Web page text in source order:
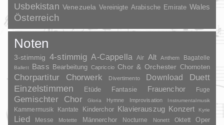
Usbekistan Venezuela Vereinigte Arabische Emirate Wales
Österreich
Noten
3-stimmig 4-stimmig A-Cappella Air Alt Anthem Bagatelle
Ballett Bass Bearbeitung Capriccio Chor & Orchester Chornoten
Chorpartitur Chorwerk Divertimento Download
Duett
Einzelstimmen
Etüde Fantasie Frauenchor Fuge
Gemischter Chor Gloria Hymne Improvisation Instrumentalmusik
Kammermusik Kantate Kinderchor Klavierauszug Konzert Kyrie
Lied Messe Motette Männerchor Nocturne Nonett Oktett Oper